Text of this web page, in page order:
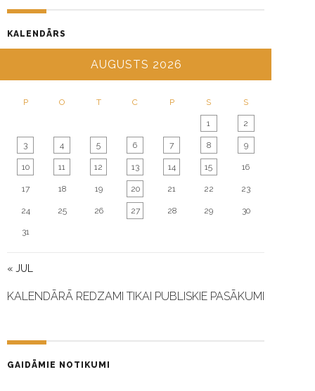
KALENDĀRS
AUGUSTS 2026
P O T C P S S
« JUL
1 2
3 4 5 6 7 8 9
10 11 12 13 14 15 16
17 18 19 20 21 22 23
24 25 26 27 28 29 30
31
KALENDĀRĀ REDZAMI TIKAI PUBLISKIE PASĀKUMI
GAIDĀMIE NOTIKUMI